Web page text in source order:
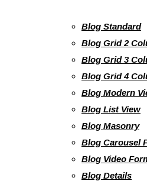
Blog Standard
Blog Grid 2
Blog Grid 3
Blog Grid 4
Blog Modern
Blog List View
Blog Masonry
Blog Carousel
Blog Video
Blog Details